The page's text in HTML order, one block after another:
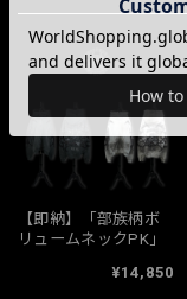
【即納】「部族柄ボ
リュームネックPK」
¥14,850